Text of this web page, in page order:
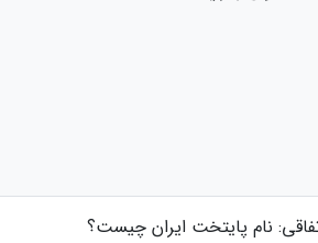
نام پایتخت ایران چیست؟